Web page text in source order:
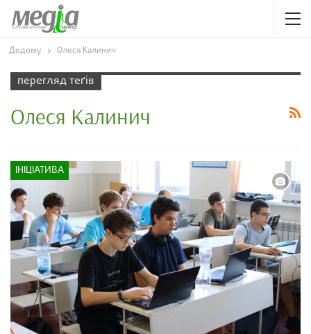
Додому Олеся Калинич
перегляд теґів
Олеся Калинич
ІНІЦІАТИВА